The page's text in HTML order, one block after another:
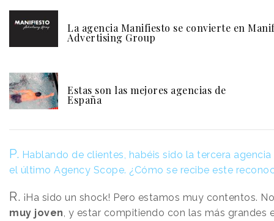
La agencia Manifiesto se convierte en
Advertising Group
Estas son las mejores agencias de
España
P. Hablando de clientes, habéis sido la tercera
el último Agency Scope. ¿Cómo se recibe este
R. ¡Ha sido un shock! Pero estamos muy contentos.
muy joven, y estar compitiendo con las más grandes